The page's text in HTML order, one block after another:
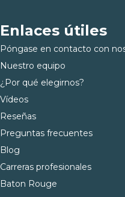
Enlaces útiles
Póngase en contacto con
Nuestro equipo
¿Por qué elegirnos?
Vídeos
Reseñas
Preguntas frecuentes
Blog
Carreras profesionales
Baton Rouge